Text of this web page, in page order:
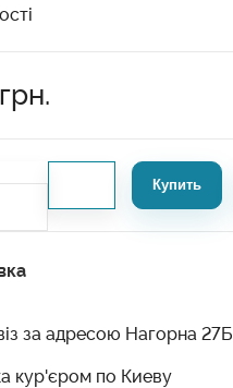
грн.
Купить
за адресою Нагорна 27Б
кур'єром по Киеву